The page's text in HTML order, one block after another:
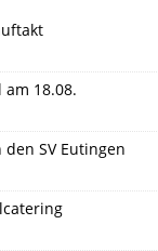
18.08.
den SV Eutingen